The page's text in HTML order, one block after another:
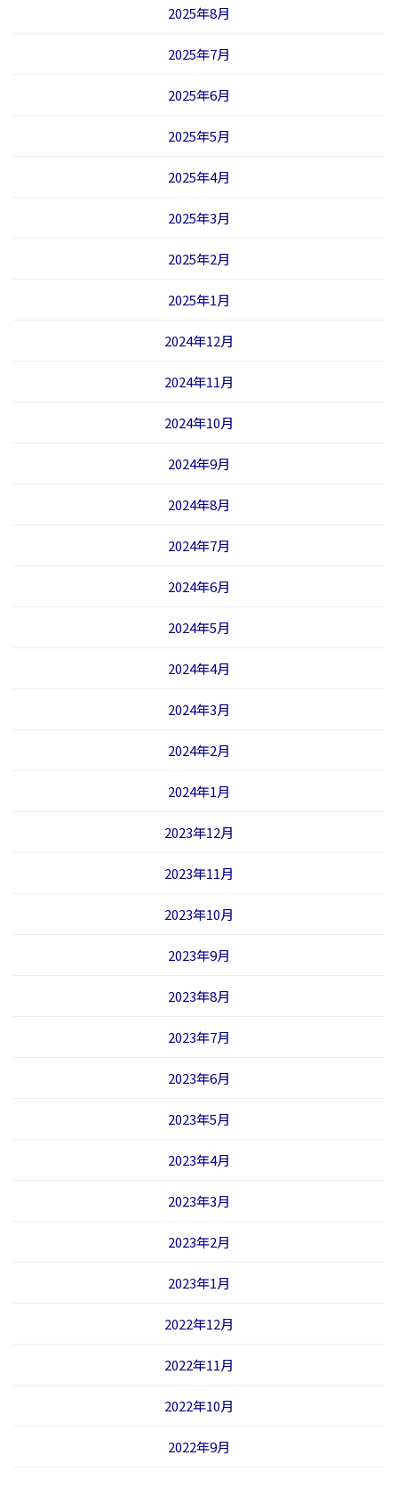
2025年8月
2025年7月
2025年6月
2025年5月
2025年4月
2025年3月
2025年2月
2025年1月
2024年12月
2024年11月
2024年10月
2024年9月
2024年8月
2024年7月
2024年6月
2024年5月
2024年4月
2024年3月
2024年2月
2024年1月
2023年12月
2023年11月
2023年10月
2023年9月
2023年8月
2023年7月
2023年6月
2023年5月
2023年4月
2023年3月
2023年2月
2023年1月
2022年12月
2022年11月
2022年10月
2022年9月